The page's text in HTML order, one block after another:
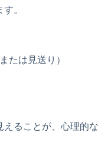
。
たは見送り）
えることが、心理的な